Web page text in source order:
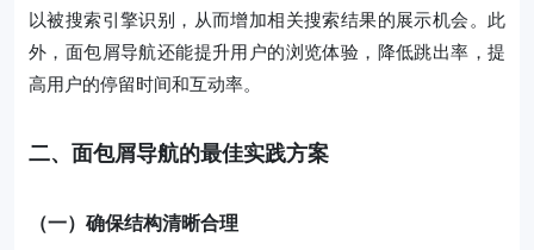
以被搜索引擎识别，从而增加相关搜索结果的展示机会。此
外，面包屑导航还能提升用户的浏览体验，降低跳出率，提
高用户的停留时间和互动率。
二、面包屑导航的最佳实践方案
（一）确保结构清晰合理